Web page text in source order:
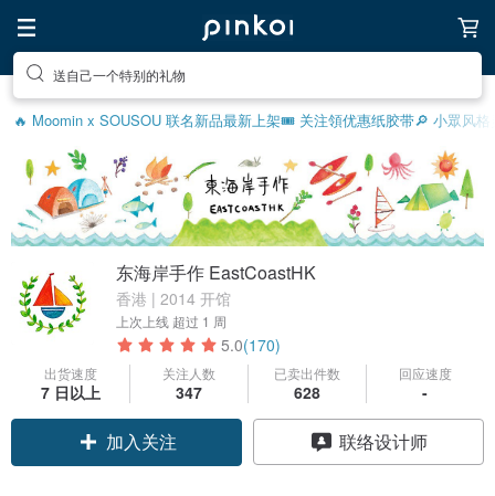
送自己一个特别的礼物
🔥 Moomin x SOUSOU 联名新品最新上架🎟️ 关注領优惠纸胶带🔎 小眾风格
东海岸手作 EastCoastHK
香港 | 2014 开馆
上次上线 超过 1 周
5.0(170)
出货速度
7 日以上
关注人数
347
已卖出件数
628
回应速度
-
加入关注 联络设计师